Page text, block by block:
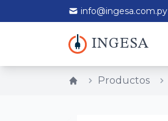
info@ingesa.com.py
INGESA
Productos